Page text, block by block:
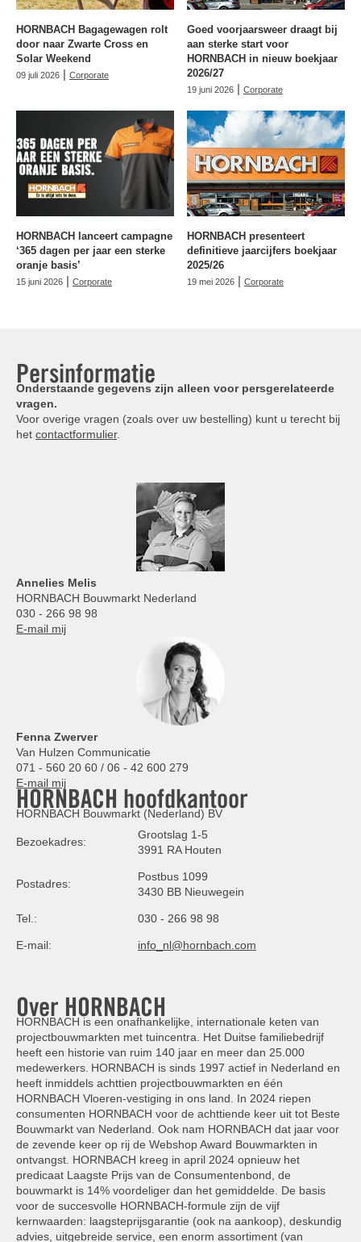
HORNBACH Bagagewagen rolt
door naar Zwarte Cross en
Solar Weekend
09 juli 2026 Corporate
Goed voorjaarsweer draagt bij
aan sterke start voor
HORNBACH in nieuw boekjaar
2026/27
19 juni 2026 Corporate
HORNBACH lanceert campagne
‘365 dagen per jaar een sterke
oranje basis’
15 juni 2026 | Corporate
HORNBACH presenteert
definitieve jaarcijfers boekjaar
2025/26
19 mei 2026 | Corporate
Persinformatie
Onderstaande gegevens zijn alleen voor persgerelateerde
vragen.
Voor overige vragen (zoals over uw bestelling) kunt u terecht bij
het contactformulier.
Annelies Melis
HORNBACH Bouwmarkt Nederland
030 - 266 98 98
E-mail mij
Fenna Zwerver
Van Hulzen Communicatie
071 - 560 20 60 / 06 - 42 600 279
E-mail mij
HORNBACH hoofdkantoor
HORNBACH Bouwmarkt (Nederland) BV
Bezoekadres:
Grootslag 1-5
3991 RA Houten
Postadres:
Postbus 1099
3430 BB Nieuwegein
Tel.: 030 - 266 98 98
E-mail: info_nl@hornbach.com
Over HORNBACH
HORNBACH is een onafhankelijke, internationale keten van
projectbouwmarkten met tuincentra. Het Duitse familiebedrijf
heeft een historie van ruim 140 jaar en meer dan 25.000
medewerkers. HORNBACH is sinds 1997 actief in Nederland en
heeft inmiddels achttien projectbouwmarkten en één
HORNBACH Vloeren-vestiging in ons land. In 2024 riepen
consumenten HORNBACH voor de achttiende keer uit tot Beste
Bouwmarkt van Nederland. Ook nam HORNBACH dat jaar voor
de zevende keer op rij de Webshop Award Bouwmarkten in
ontvangst. HORNBACH kreeg in april 2024 opnieuw het
predicaat Laagste Prijs van de Consumentenbond, de
bouwmarkt is 14% voordeliger dan het gemiddelde. De basis
voor de succesvolle HORNBACH-formule zijn de vijf
kernwaarden: laagsteprijsgarantie (ook na aankoop), deskundig
advies, uitgebreide service, een enorm assortiment (van